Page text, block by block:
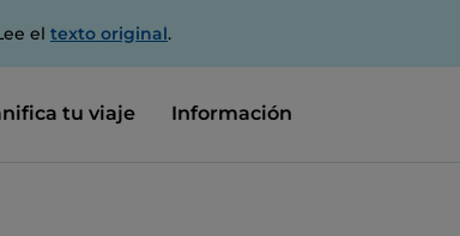
el texto original.
tu viaje Información